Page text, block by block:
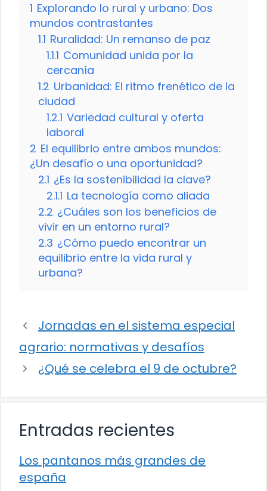
1 Explorando lo rural y urbano: Dos
mundos contrastantes
1.1 Ruralidad: Un remanso de paz
1.1.1 Comunidad unida por la
cercanía
1.2 Urbanidad: El ritmo frenético de la
ciudad
1.2.1 Variedad cultural y oferta
laboral
2 El equilibrio entre ambos mundos:
¿Un desafío o una oportunidad?
2.1 ¿Es la sostenibilidad la clave?
2.1.1 La tecnología como aliada
2.2 ¿Cuáles son los beneficios de
vivir en un entorno rural?
2.3 ¿Cómo puedo encontrar un
equilibrio entre la vida rural y
urbana?
Jornadas en el sistema especial
agrario: normativas y desafíos
¿Qué se celebra el 9 de octubre?
Entradas recientes
Los pantanos más grandes de
españa